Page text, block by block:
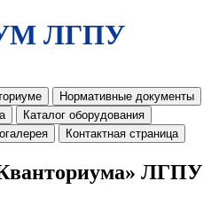
ЛГПУ
Нормативные документы
Каталог оборудования
Контактная страница
ЛГПУ